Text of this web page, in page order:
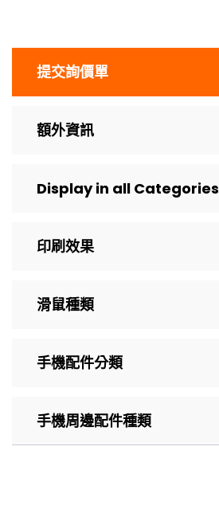
提交詢價單
額外資訊
Display in all Categories
印刷效果
滑鼠種類
手機配件分類
手機周邊配件種類